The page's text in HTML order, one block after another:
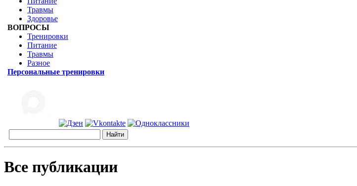
Травмы
Здоровье
ВОПРОСЫ
Тренировки
Питание
Травмы
Разное
Персональные тренировки
Все публикации